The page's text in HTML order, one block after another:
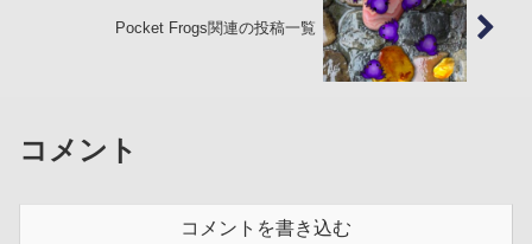
Pocket Frogs関連の投稿一覧
コメント
コメントを書き込む